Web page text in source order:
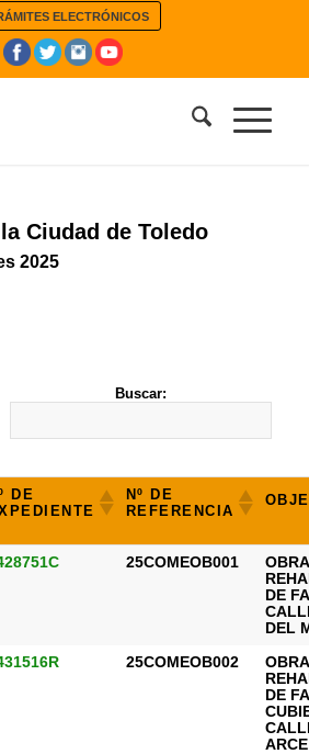
ELECTRÓNICOS
Ciudad de Toledo
2025
Buscar:
DE
Nº DE
REFERENCIA
25COMEOB001
DE
DEL
25COMEOB002
DE